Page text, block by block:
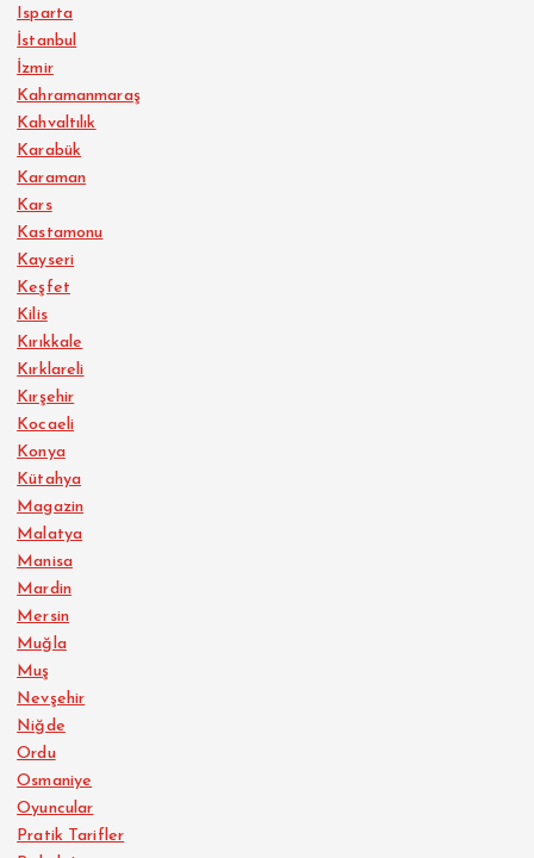
Isparta
İstanbul
İzmir
Kahramanmaraş
Kahvaltılık
Karabük
Karaman
Kars
Kastamonu
Kayseri
Keşfet
Kilis
Kırıkkale
Kırklareli
Kırşehir
Kocaeli
Konya
Kütahya
Magazin
Malatya
Manisa
Mardin
Mersin
Muğla
Muş
Nevşehir
Niğde
Ordu
Osmaniye
Oyuncular
Pratik Tarifler